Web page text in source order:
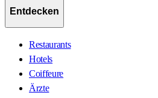
Entdecken
Restaurants
Hotels
Coiffeure
Ärzte